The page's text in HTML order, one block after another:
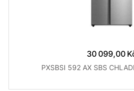
30 099,00
PXSBSI 592 AX SBS